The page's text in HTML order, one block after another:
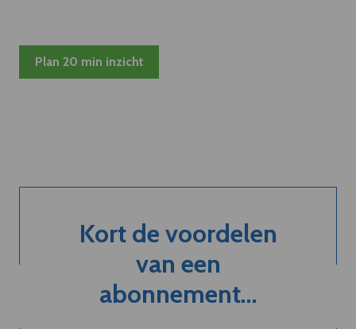
Plan 20 min inzicht
Kort de voordelen
van een
abonnement...